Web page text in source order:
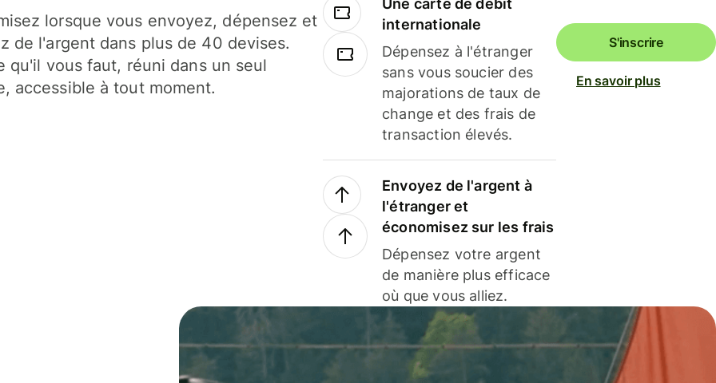
lorsque vous envoyez, dépensez et
de l'argent dans plus de 40 devises.
qu'il vous faut, réuni dans un seul
accessible à tout moment.
internationale
Dépensez à l'étranger
sans vous soucier des
majorations de taux de
change et des frais de
transaction élevés.
Envoyez de l'argent à
l'étranger et
économisez sur les frais
Dépensez votre argent
de manière plus efficace
où que vous alliez.
S'inscrire
En savoir plus